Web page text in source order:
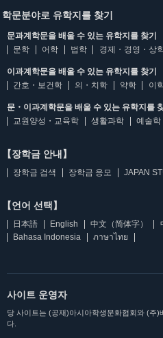
학문분야로 유학지를 찾기
문과계학문을 배울 수 있는 유학지를 찾기
문학
어학 법학 경제・경영・상
이과계학문을 배울 수 있는 유학지를 찾기
간호・보건학
의・치학 약학 이
문・이과계학문을 배울 수 있는 유학지를
교원양성・교육학
생활과학 예술학
【장학금 안내】
장학금 검색 장학금 응모 JAPAN
【언어 선택】
日本語 English 中文（简体字）
Bahasa Indonesia
ภาษาไทย
사이트 운영자
당 사이트는 (공재)아시아학생문화협회와 (주
다.